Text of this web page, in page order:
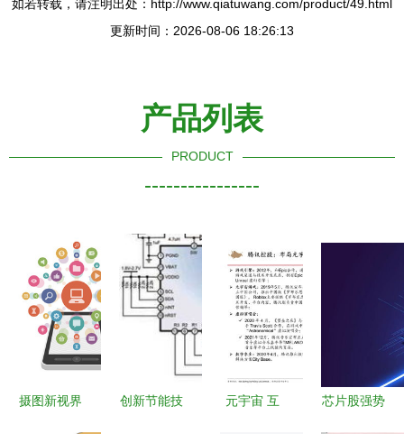
如若转载，请注明出处：http://www.qiatuwang.com/product/49.html
更新时间：2026-08-06 18:26:13
产品列表
PRODUCT
----------------
摄图新视界
创新节能技
元宇宙 互
芯片股强势